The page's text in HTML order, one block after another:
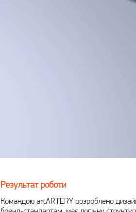
Результат роботи
Командою artARTERY розроблено